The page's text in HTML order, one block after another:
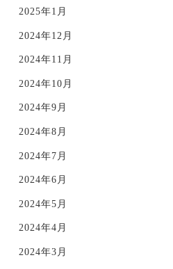
2025年1月
2024年12月
2024年11月
2024年10月
2024年9月
2024年8月
2024年7月
2024年6月
2024年5月
2024年4月
2024年3月